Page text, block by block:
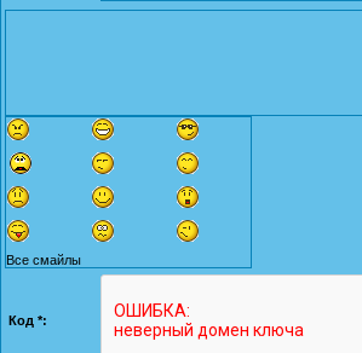
Все смайлы
Код *: